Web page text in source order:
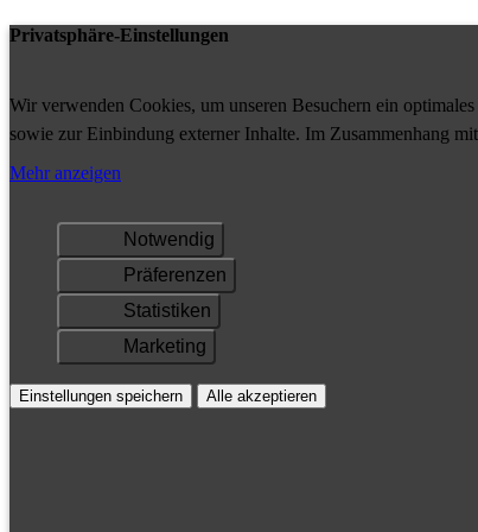
Privatsphäre-Einstellungen
Wir verwenden Cookies, um unseren Besuchern ein
sowie zur Einbindung externer Inhalte. Im Zusammenhang
Ihrem Gerät gespeichert und/oder abgerufen.
Mehr anzeigen
Notwendig
Präferenzen
Statistiken
Marketing
Einstellungen speichern Alle akzeptieren